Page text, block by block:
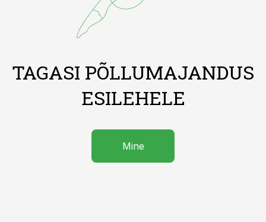
TAGASI PÕLLUMAJANDUS
ESILEHELE
Mine